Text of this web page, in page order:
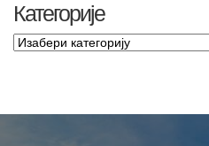
Категорије